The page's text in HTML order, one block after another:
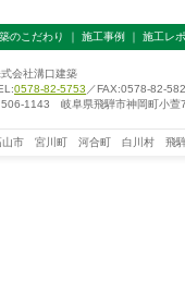
のこだわり ｜ 施工事例 ｜ 施工レ
会社溝口建築
0578-82-5753 ／FAX:0578-82-
506-1143 岐阜県飛騨市神岡町小萱
市 宮川町 河合町 白川村 飛